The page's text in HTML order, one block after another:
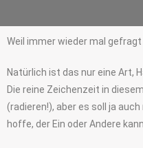
Weil immer wieder mal
Natürlich ist das nur eine Art,
Die reine Zeichenzeit in
(radieren!), aber es soll ja
hoffe, der Ein oder Andere